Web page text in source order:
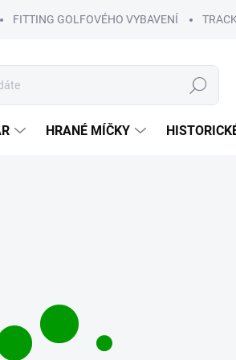
FITTING GOLFOVÉHO VYBAVENÍ
Hledat
HRANÉ MÍČKY